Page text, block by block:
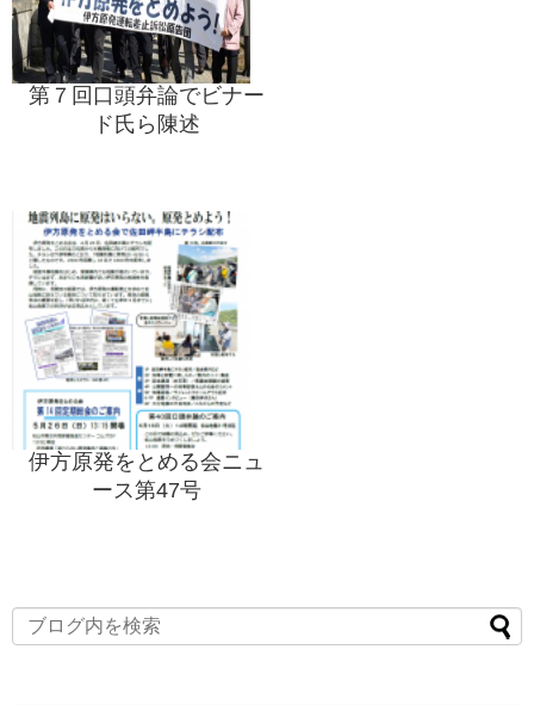
第７回口頭弁論でビナー
ド氏ら陳述
伊方原発をとめる会ニュ
ース第47号